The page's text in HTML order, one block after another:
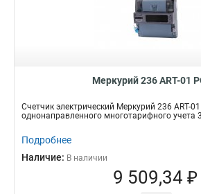
Меркурий 236 АRT-01
Счетчик электрический Меркурий 236 АRT-01
однонаправленного многотарифного учета
Подробнее
Наличие: В наличии
9 509,34 ₽